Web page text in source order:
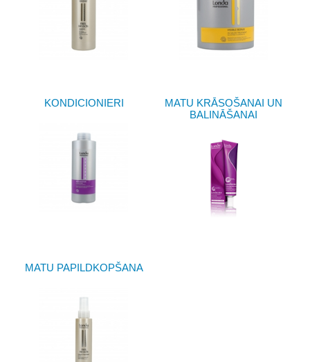
KONDICIONIERI
MATU KRĀSOŠANAI UN
BALINĀŠANAI
MATU PAPILDKOPŠANA